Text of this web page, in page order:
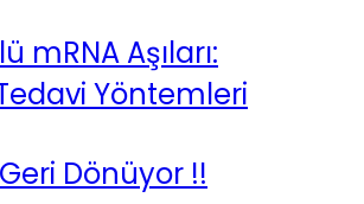
mRNA Aşıları:
Yöntemleri
Dönüyor !!